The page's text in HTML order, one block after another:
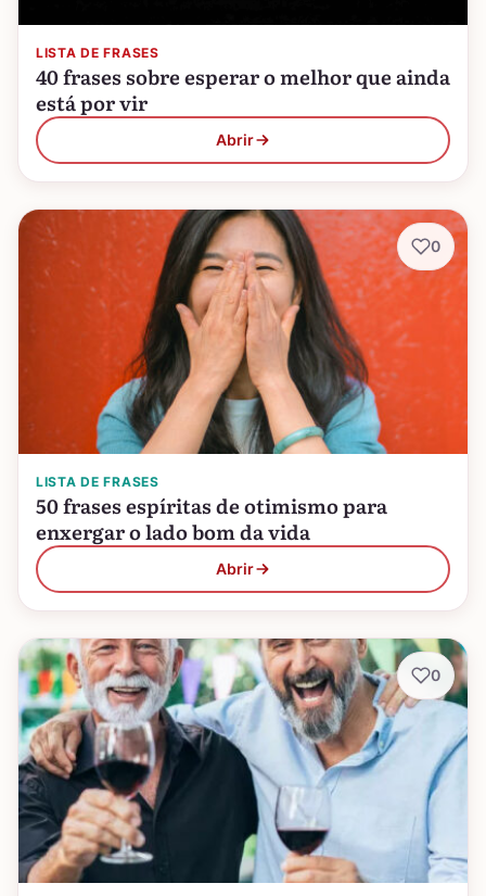
LISTA DE FRASES
40 frases sobre esperar o melhor que ainda
está por vir
Abrir
LISTA DE FRASES
50 frases espíritas de otimismo para
enxergar o lado bom da vida
Abrir
0
0